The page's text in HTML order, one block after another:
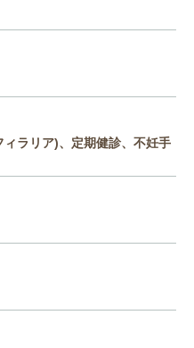
ラリア)、定期健診、不妊手